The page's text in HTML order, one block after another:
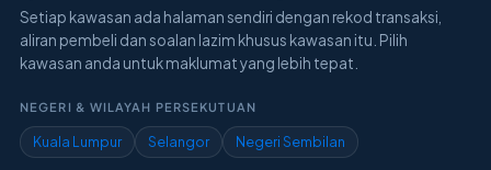
Setiap kawasan ada halaman sendiri dengan rekod transaksi,
aliran pembeli dan soalan lazim khusus kawasan itu. Pilih
kawasan anda untuk maklumat yang lebih tepat.
NEGERI & WILAYAH PERSEKUTUAN
Kuala Lumpur Selangor Negeri Sembilan